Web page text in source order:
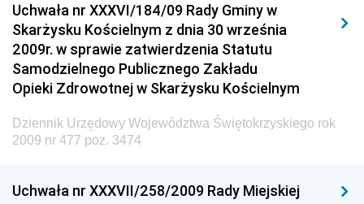
Elektronicznej
Dziennik Urzędowy Ministra Spraw Wewnętrznych i
Administracji
Dziennik Urzędowy Ministra Transportu
Dziennik Urzędowy Ministra Budownictwa
Dziennik Urzędowy Ministra Nauki i Szkolnictwa
Dziennik Urzędowy Głównego Urzędu Miar
Uchwała nr XXXVI/184/09 Rady Gminy w
Skarżysku Kościelnym z dnia 30 września
2009r. w sprawie zatwierdzenia Statutu
Samodzielnego Publicznego Zakładu
Opieki Zdrowotnej w Skarżysku Kościelnym
Dziennik Urzędowy Województwa Świętokrzyskiego rok
2009 nr 477 poz. 3474
Uchwała nr XXXVII/258/2009 Rady Miejskiej